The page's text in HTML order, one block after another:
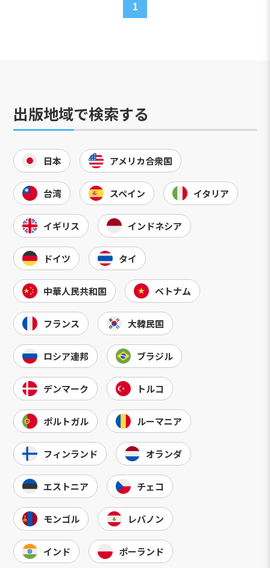
1
出版地域で検索する
日本 アメリカ合衆国
台湾 スペイン イタリア
イギリス インドネシア
ドイツ タイ
中華人民共和国 ベトナム
フランス 大韓民国
ロシア連邦 ブラジル
デンマーク トルコ
ポルトガル ルーマニア
フィンランド オランダ
エストニア チェコ
モンゴル レバノン
インド ポーランド